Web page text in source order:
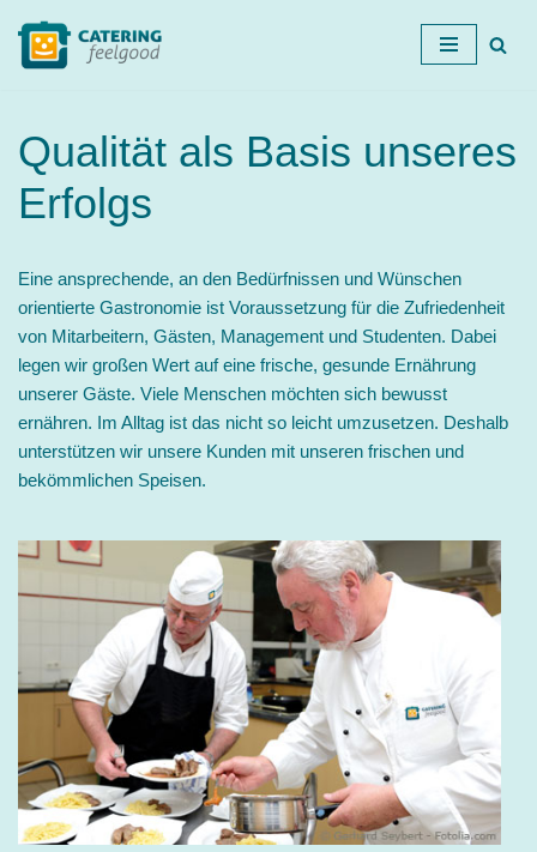
Zum
Qualität als Basis unseres
Erfolgs
Eine ansprechende, an den Bedürfnissen und Wünschen
orientierte Gastronomie ist Voraussetzung für die Zufriedenheit
von Mitarbeitern, Gästen, Management und Studenten. Dabei
legen wir großen Wert auf eine frische, gesunde Ernährung
unserer Gäste. Viele Menschen möchten sich bewusst
ernähren. Im Alltag ist das nicht so leicht umzusetzen. Deshalb
unterstützen wir unsere Kunden mit unseren frischen und
bekömmlichen Speisen.